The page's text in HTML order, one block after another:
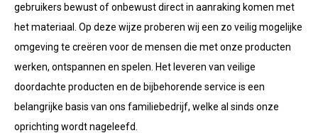
gebruikers bewust of onbewust direct in aanraking komen met
het materiaal. Op deze wijze proberen wij een zo veilig mogelijke
omgeving te creëren voor de mensen die met onze producten
werken, ontspannen en spelen. Het leveren van veilige
doordachte producten en de bijbehorende service is een
belangrijke basis van ons familiebedrijf, welke al sinds onze
oprichting wordt nageleefd.